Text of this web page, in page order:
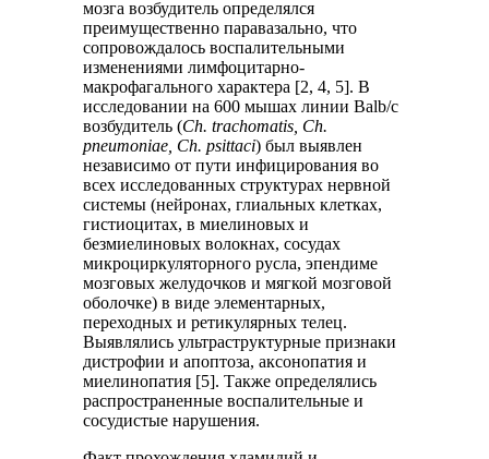
мозга возбудитель определялся
преимущественно паравазально, что
сопровождалось воспалительными
изменениями лимфоцитарно-
макрофагального характера [2, 4, 5]. В
исследовании на 600 мышах линии Balb/c
возбудитель (Ch. trachomatis, Сh.
рneumoniae, Ch. psittaci) был выявлен
независимо от пути инфицирования во
всех исследованных структурах нервной
системы (нейронах, глиальных клетках,
гистиоцитах, в миелиновых и
безмиелиновых волокнах, сосудах
микроциркуляторного русла, эпендиме
мозговых желудочков и мягкой мозговой
оболочке) в виде элементарных,
переходных и ретикулярных телец.
Выявлялись ультраструктурные признаки
дистрофии и апоптоза, аксонопатия и
миелинопатия [5]. Также определялись
распространенные воспалительные и
сосудистые нарушения.